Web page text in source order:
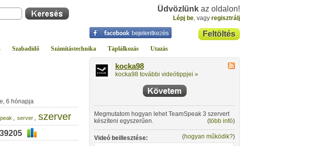
Üdvözlünk az oldalon!
Lépj be, vagy regisztrálj
Feltöltés
Szabadidő Számítástechnika Táplálkozás Utazás
6 hónapja
, server , szerver
39205
kocka98
kocka98 további videótippjei »
Megmutatom hogyan lehet TeamSpeak 3 szervert
készíteni egyszerűen.
(több infó)
Videó beillesztése: (hogyan működik?)